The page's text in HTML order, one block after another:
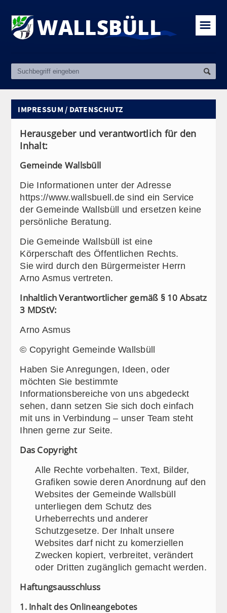
☰
IMPRESSUM / DATENSCHUTZ
Herausgeber und verantwortlich für den
Inhalt:
Gemeinde Wallsbüll
Die Informationen unter der Adresse
https://www.wallsbuell.de sind ein Service
der Gemeinde Wallsbüll und ersetzen keine
persönliche Beratung.
Die Gemeinde Wallsbüll ist eine
Körperschaft des Öffentlichen Rechts.
Sie wird durch den Bürgermeister Herrn
Arno Asmus vertreten.
Inhaltlich Verantwortlicher gemäß § 10 Absatz
3 MDStV:
Arno Asmus
© Copyright Gemeinde Wallsbüll
Haben Sie Anregungen, Ideen, oder
möchten Sie bestimmte
Informationsbereiche von uns abgedeckt
sehen, dann setzen Sie sich doch einfach
mit uns in Verbindung – unser Team steht
Ihnen gerne zur Seite.
Das Copyright
Alle Rechte vorbehalten. Text, Bilder,
Grafiken sowie deren Anordnung auf den
Websites der Gemeinde Wallsbüll
unterliegen dem Schutz des
Urheberrechts und anderer
Schutzgesetze. Der Inhalt unsere
Websites darf nicht zu komerziellen
Zwecken kopiert, verbreitet, verändert
oder Dritten zugänglich gemacht werden.
Haftungsausschluss
1. Inhalt des Onlineangebotes